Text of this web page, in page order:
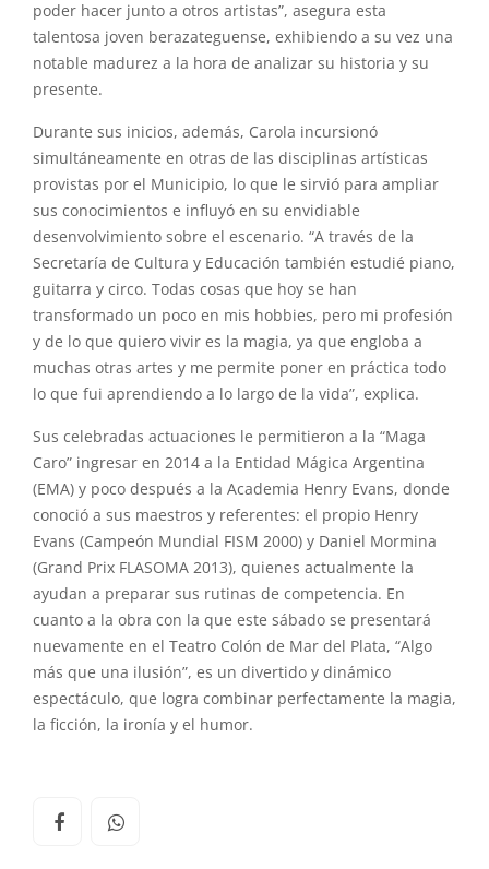
poder hacer junto a otros artistas”, asegura esta
talentosa joven berazateguense, exhibiendo a su vez una
notable madurez a la hora de analizar su historia y su
presente.
Durante sus inicios, además, Carola incursionó
simultáneamente en otras de las disciplinas artísticas
provistas por el Municipio, lo que le sirvió para ampliar
sus conocimientos e influyó en su envidiable
desenvolvimiento sobre el escenario. “A través de la
Secretaría de Cultura y Educación también estudié piano,
guitarra y circo. Todas cosas que hoy se han
transformado un poco en mis hobbies, pero mi profesión
y de lo que quiero vivir es la magia, ya que engloba a
muchas otras artes y me permite poner en práctica todo
lo que fui aprendiendo a lo largo de la vida”, explica.
Sus celebradas actuaciones le permitieron a la “Maga
Caro” ingresar en 2014 a la Entidad Mágica Argentina
(EMA) y poco después a la Academia Henry Evans, donde
conoció a sus maestros y referentes: el propio Henry
Evans (Campeón Mundial FISM 2000) y Daniel Mormina
(Grand Prix FLASOMA 2013), quienes actualmente la
ayudan a preparar sus rutinas de competencia. En
cuanto a la obra con la que este sábado se presentará
nuevamente en el Teatro Colón de Mar del Plata, “Algo
más que una ilusión”, es un divertido y dinámico
espectáculo, que logra combinar perfectamente la magia,
la ficción, la ironía y el humor.